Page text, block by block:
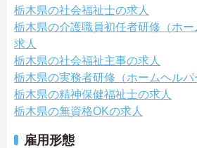
栃木県の社会福祉士の求人
栃木県の介護職員初任者研修（ホ
求人
栃木県の社会福祉主事の求人
栃木県の実務者研修（ホームヘルパ
栃木県の精神保健福祉士の求人
栃木県の無資格OKの求人
雇用形態